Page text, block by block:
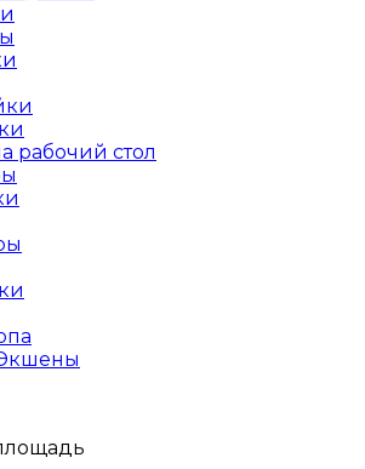
рабочий стол